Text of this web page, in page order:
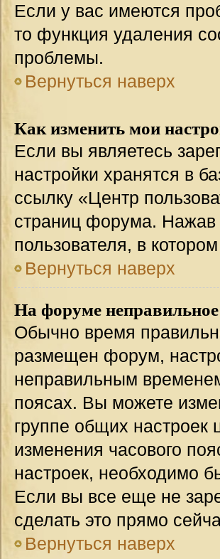
Если у вас имеются
то функция удаления
проблемы.
Вернуться наверх
Как изменить мои
Если вы являетесь
настройки хранятся в
ссылку «Центр
страниц форума. Нажав
пользователя, в
Вернуться наверх
На форуме
Обычно время
размещен форум,
неправильным
поясах. Вы можете
группе общих настроек
изменения часового
настроек, необходимо
Если вы все еще не
сделать это прямо
Вернуться наверх